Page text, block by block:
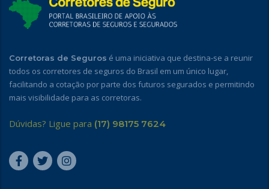
Corretoras de Seguros é uma iniciativa que destina-se a reunir
todos os corretores de seguros do Brasil em um único lugar,
facilitando a cotação por parte dos futuros segurados e permitindo
mais visibilidade para as corretoras.
Dúvidas? Ligue para (17) 98175 7624